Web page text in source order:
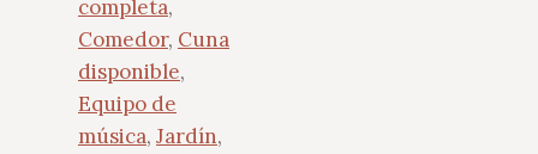
completa,
Comedor, Cuna
disponible,
Equipo de
música, Jardín,